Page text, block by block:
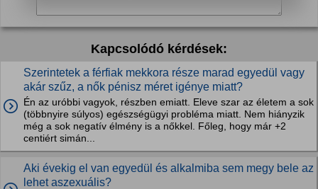
Kapcsolódó kérdések:
Szerintetek a férfiak mekkora része marad egyedül vagy
akár szűz, a nők pénisz méret igénye miatt?
Én az uróbbi vagyok, részben emiatt. Eleve szar az életem a sok
(többnyire súlyos) egészségügyi probléma miatt. Nem hiányzik
még a sok negatív élmény is a nőkkel. Főleg, hogy már +2
centiért simán...
Aki évekig el van egyedül és alkalmiba sem megy bele az
lehet aszexuális?